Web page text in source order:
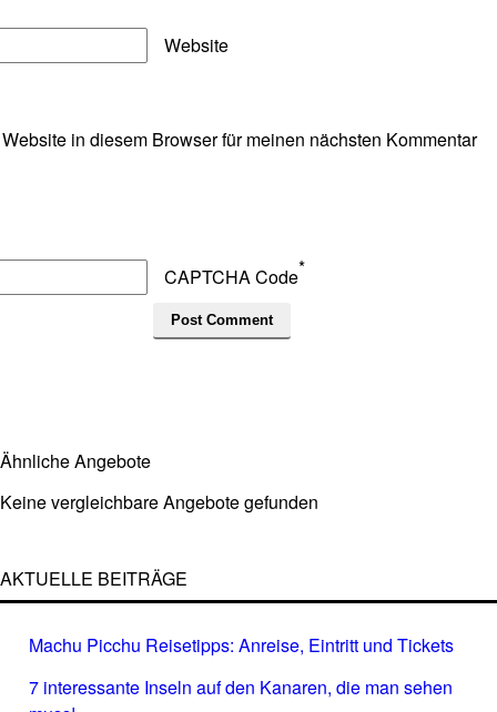
Website
in diesem Browser für meinen nächsten Kommentar
CAPTCHA Code*
Ähnliche Angebote
Keine vergleichbare Angebote gefunden
AKTUELLE BEITRÄGE
Machu Picchu Reisetipps: Anreise, Eintritt und Tickets
7 interessante Inseln auf den Kanaren, die man sehen